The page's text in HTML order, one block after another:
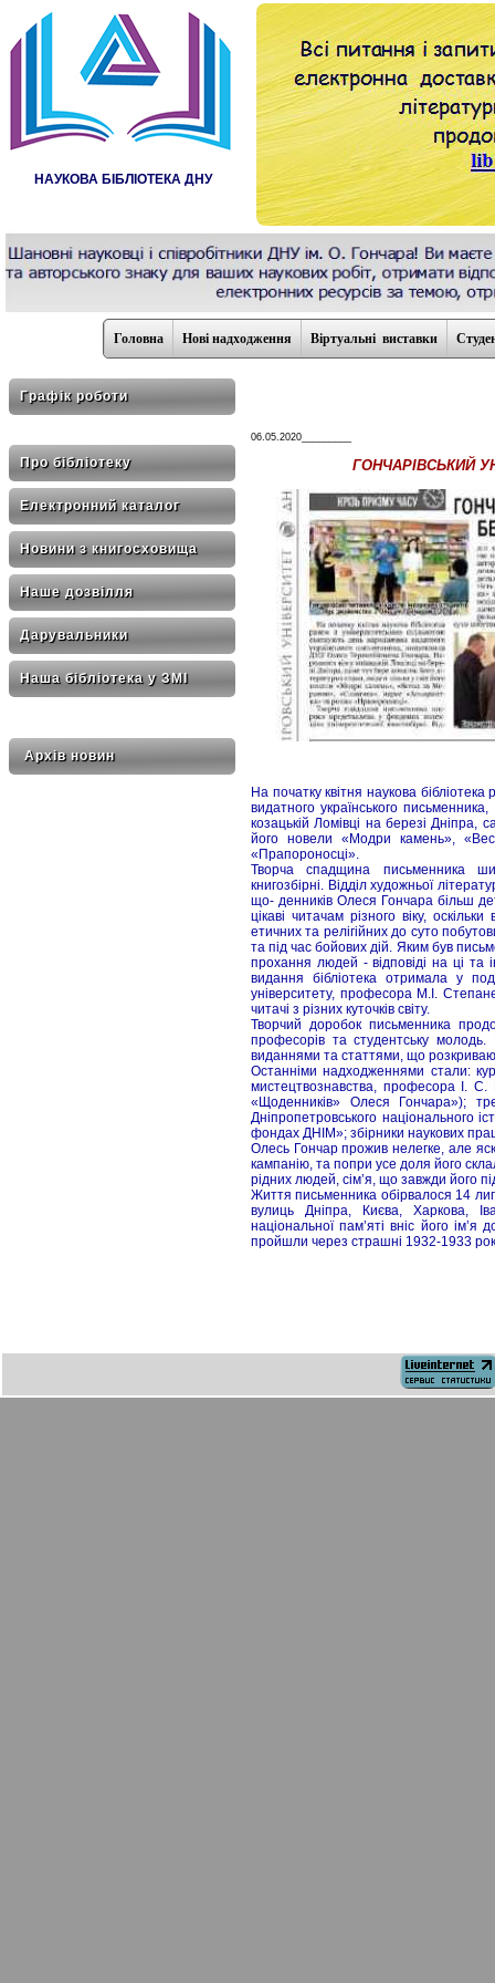
НАУКОВА БІБЛІОТЕКА ДНУ
Головна Нові надходження Віртуальні виставки
Графік роботи
Про бібліотеку
Електронний каталог
Новини з книгосховища
Наше дозвілля
Дарувальники
Наша бібліотека у ЗМІ
Архів новин
06.05.2020_________
ГОНЧАРІВСЬКИЙ
На початку квітня наукова
видатного українського
козацькій Ломівці на березі Дніпра,
його новели «Модри камень»,
«Прапороносці».
Творча спадщина письменника
книгозбірні. Відділ художньої
що- денників Олеся Гончара більш
цікаві читачам різного віку,
етичних та релігійних до суто
та під час бойових дій. Яким був
прохання людей - відповіді на ці
видання бібліотека отримала у
університету, професора М.І.
читачі з різних куточків світу.
Творчий доробок письменника
професорів та студентську молодь.
виданнями та статтями, що
Останніми надходженнями стали:
мистецтвознавства, професора І. С.
«Щоденників» Олеся Гончара»);
Дніпропетровського національного
фондах ДНІМ»; збірники наукових
Олесь Гончар прожив нелегке, але
кампанію, та попри усе доля його
рідних людей, сім’я, що завжди його
Життя письменника обірвалося 14
вулиць Дніпра, Києва, Харкова,
національної пам’яті вніс його
пройшли через страшні 1932-1933